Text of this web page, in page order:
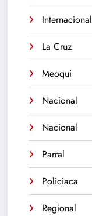
Internacional
La Cruz
Meoqui
Nacional
Nacional
Parral
Policiaca
Regional